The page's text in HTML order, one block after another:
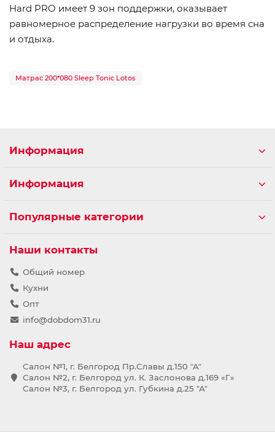
Hard PRO имеет 9 зон поддержки, оказывает
равномерное распределение нагрузки во время сна
и отдыха.
Матрас 200*080 Sleep Tonic Lotos
Информация
Информация
Популярные категории
Наши контакты
Общий номер
Кухни
Опт
info@dobdom31.ru
Наш адрес
Салон №1, г. Белгород Пр.Славы д.150 "А"
Салон №2, г. Белгород ул. К. Заслонова д.169 «Г»
Салон №3, г. Белгород ул. Губкина д.25 "А"